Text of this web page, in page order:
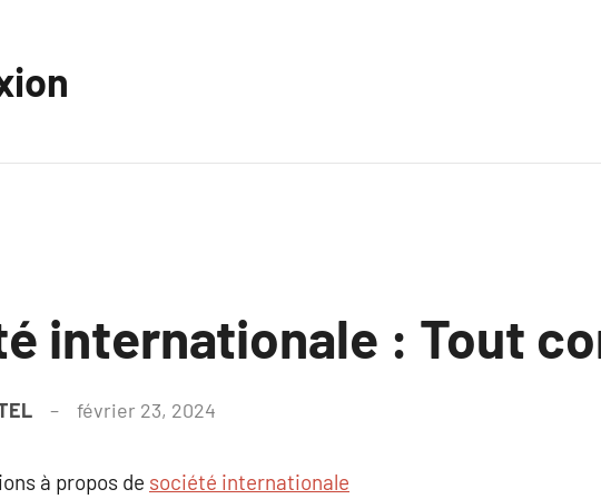
internationale : Tout
février 23, 2024
à propos de société internationale